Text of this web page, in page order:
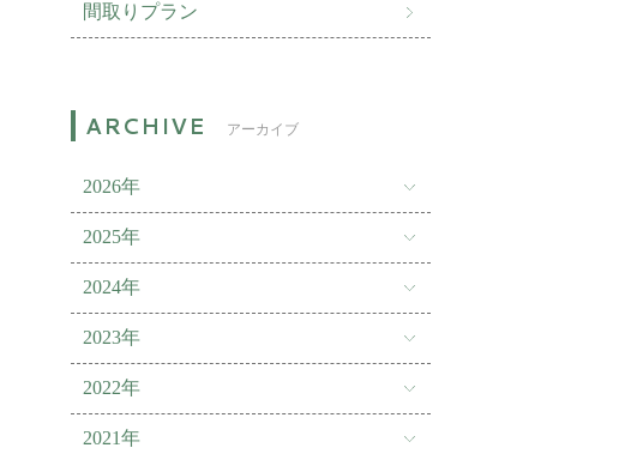
間取りプラン
アーカイブ
2026年
2025年
2024年
2023年
2022年
2021年